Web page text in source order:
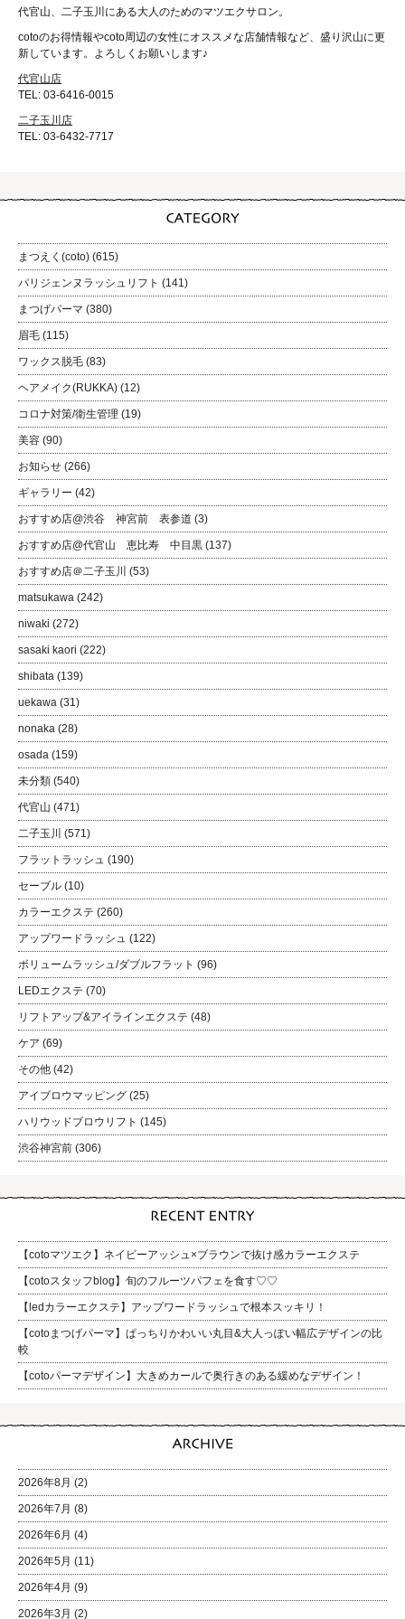
代官山、二子玉川にある大人のためのマツエクサロン。
cotoのお得情報やcoto周辺の女性にオススメな店舗情報など、盛り沢山に更
新しています。よろしくお願いします♪
代官山店
TEL: 03-6416-0015
二子玉川店
TEL: 03-6432-7717
まつえく(coto) (615)
パリジェンヌラッシュリフト (141)
まつげパーマ (380)
眉毛 (115)
ワックス脱毛 (83)
ヘアメイク(RUKKA) (12)
コロナ対策/衛生管理 (19)
美容 (90)
お知らせ (266)
ギャラリー (42)
おすすめ店@渋谷 神宮前 表参道 (3)
おすすめ店@代官山 恵比寿 中目黒 (137)
おすすめ店＠二子玉川 (53)
matsukawa (242)
niwaki (272)
sasaki kaori (222)
shibata (139)
uekawa (31)
nonaka (28)
osada (159)
未分類 (540)
代官山 (471)
二子玉川 (571)
フラットラッシュ (190)
セーブル (10)
カラーエクステ (260)
アップワードラッシュ (122)
ボリュームラッシュ/ダブルフラット (96)
LEDエクステ (70)
リフトアップ&アイラインエクステ (48)
ケア (69)
その他 (42)
アイブロウマッピング (25)
ハリウッドブロウリフト (145)
渋谷神宮前 (306)
【cotoマツエク】ネイビーアッシュ×ブラウンで抜け感カラーエクステ
【cotoスタッフblog】旬のフルーツパフェを食す♡♡
【ledカラーエクステ】アップワードラッシュで根本スッキリ！
【cotoまつげパーマ】ぱっちりかわいい丸目&大人っぽい幅広デザインの比
較
【cotoパーマデザイン】大きめカールで奥行きのある緩めなデザイン！
2026年8月 (2)
2026年7月 (8)
2026年6月 (4)
2026年5月 (11)
2026年4月 (9)
2026年3月 (2)